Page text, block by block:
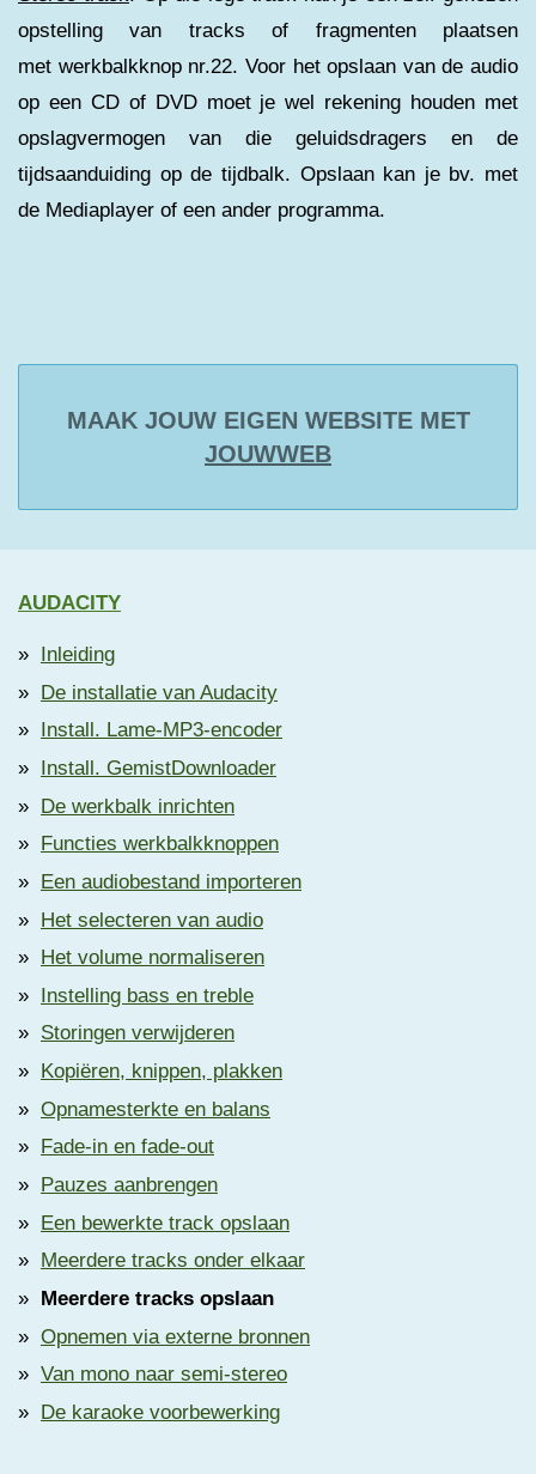
opstelling van tracks of fragmenten plaatsen
met werkbalkknop nr.22. Voor het opslaan van de audio
op een CD of DVD moet je wel rekening houden met
opslagvermogen van die geluidsdragers en de
tijdsaanduiding op de tijdbalk. Opslaan kan je bv. met
de Mediaplayer of een ander programma.
MAAK JOUW EIGEN WEBSITE MET
JOUWWEB
AUDACITY
Inleiding
De installatie van Audacity
Install. Lame-MP3-encoder
Install. GemistDownloader
De werkbalk inrichten
Functies werkbalkknoppen
Een audiobestand importeren
Het selecteren van audio
Het volume normaliseren
Instelling bass en treble
Storingen verwijderen
Kopiëren, knippen, plakken
Opnamesterkte en balans
Fade-in en fade-out
Pauzes aanbrengen
Een bewerkte track opslaan
Meerdere tracks onder elkaar
Meerdere tracks opslaan
Opnemen via externe bronnen
Van mono naar semi-stereo
De karaoke voorbewerking